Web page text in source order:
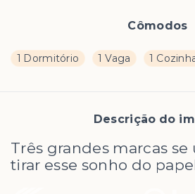
Cômodos
1 Dormitório 1 Vaga 1
Descrição do
Três grandes marcas se
tirar esse sonho do